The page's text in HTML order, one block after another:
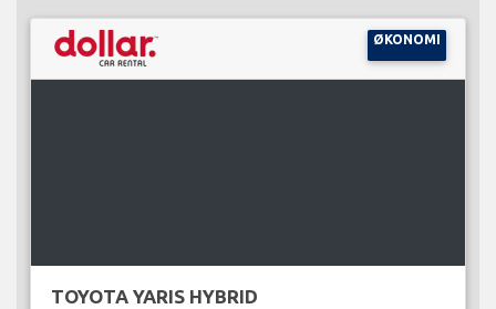
ØKONOMI
TOYOTA YARIS HYBRID